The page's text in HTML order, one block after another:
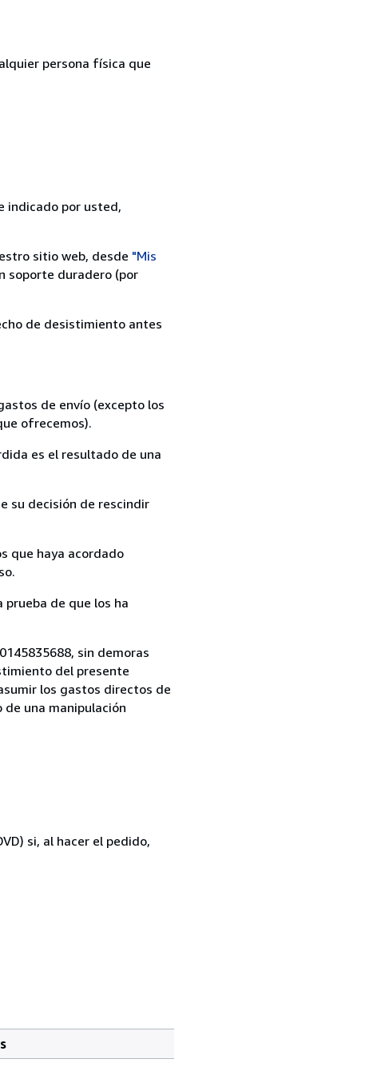
persona física que
indicado por usted,
sitio web, desde "Mis
soporte duradero (por
de desistimiento antes
de envío (excepto los
ofrecemos).
es el resultado de una
su decisión de rescindir
que haya acordado
de que los ha
sin demoras
del presente
los gastos directos de
una manipulación
si, al hacer el pedido,